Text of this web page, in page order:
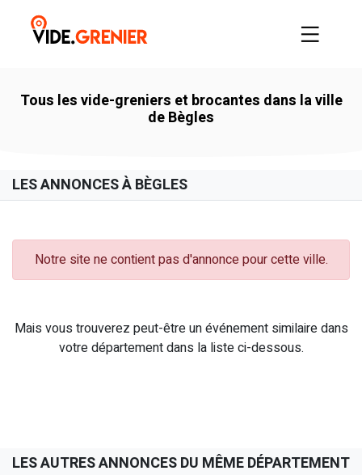
Tous les vide-greniers et brocantes dans la ville
de Bègles
LES ANNONCES À BÈGLES
Notre site ne contient pas d'annonce pour cette ville.
Mais vous trouverez peut-être un événement similaire dans
votre département dans la liste ci-dessous.
LES AUTRES ANNONCES DU MÊME DÉPARTEMENT